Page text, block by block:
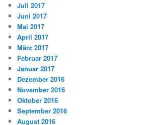
Juli 2017
Juni 2017
Mai 2017
April 2017
März 2017
Februar 2017
Januar 2017
Dezember 2016
November 2016
Oktober 2016
September 2016
August 2016